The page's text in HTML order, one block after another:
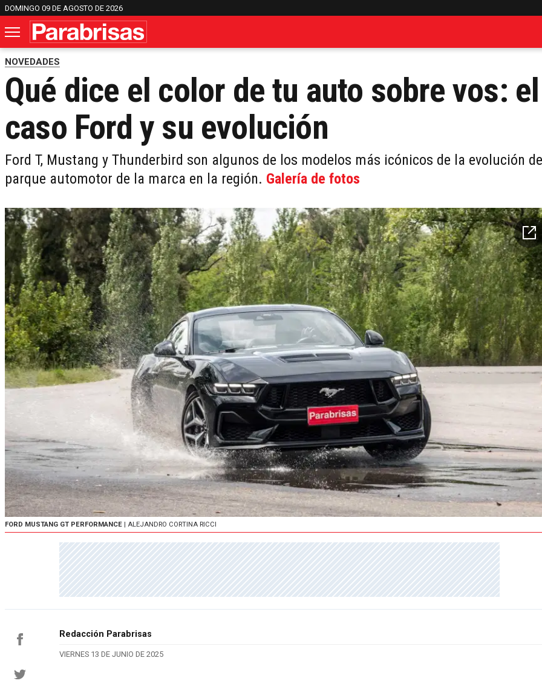
DOMINGO 09 DE AGOSTO DE 2026
NOVEDADES
Qué dice el color de tu auto sobre vos: el
caso Ford y su evolución
Ford T, Mustang y Thunderbird son algunos de los modelos más icónicos de la evolución
parque automotor de la marca en la región. Galería de fotos
FORD MUSTANG GT PERFORMANCE | ALEJANDRO CORTINA RICCI
Redacción Parabrisas
VIERNES 13 DE JUNIO DE 2025